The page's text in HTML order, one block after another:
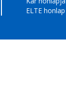
ELTE honlap